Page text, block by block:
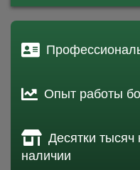
Опыт работы
Десятки
наличии